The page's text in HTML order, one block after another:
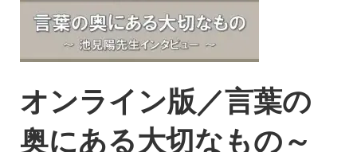
オンライン版／言葉の
奥にある大切なもの～